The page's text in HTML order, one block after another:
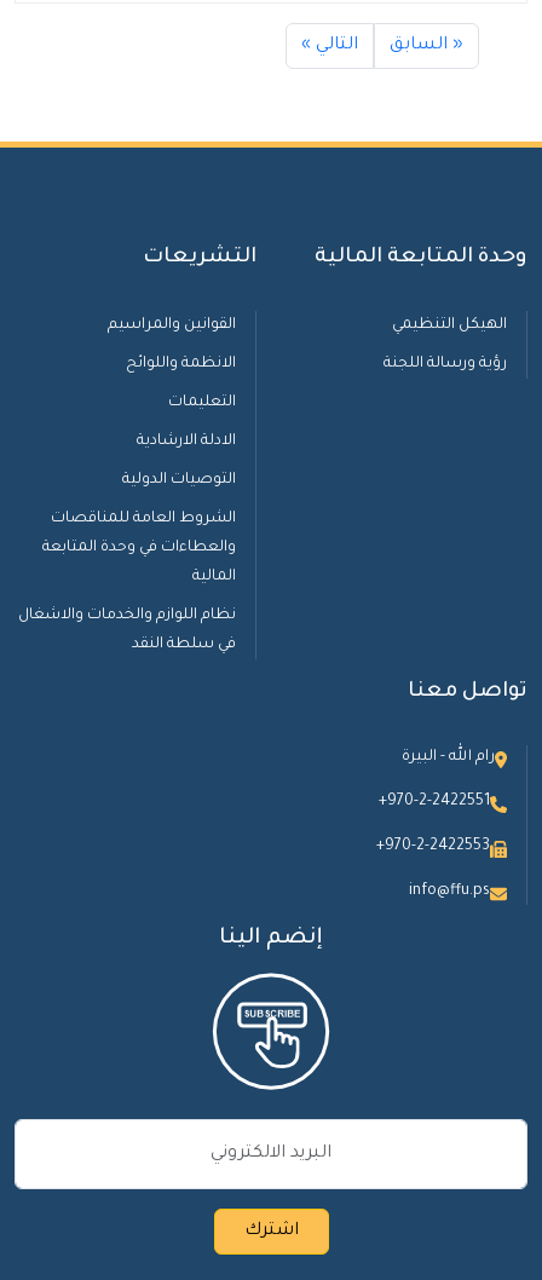
« السابق التالي »
وحدة المتابعة المالية
الهيكل التنظيمي
رؤية ورسالة اللجنة
التشريعات
القوانين والمراسيم
الانظمة واللوائح
التعليمات
الادلة الارشادية
التوصيات الدولية
الشروط العامة للمناقصات
والعطاءات في وحدة المتابعة
المالية
نظام اللوازم والخدمات والاشغال
في سلطة النقد
تواصل معنا
رام الله - البيرة
+970-2-2422551
+970-2-2422553
info@ffu.ps
إنضم الينا
اشترك